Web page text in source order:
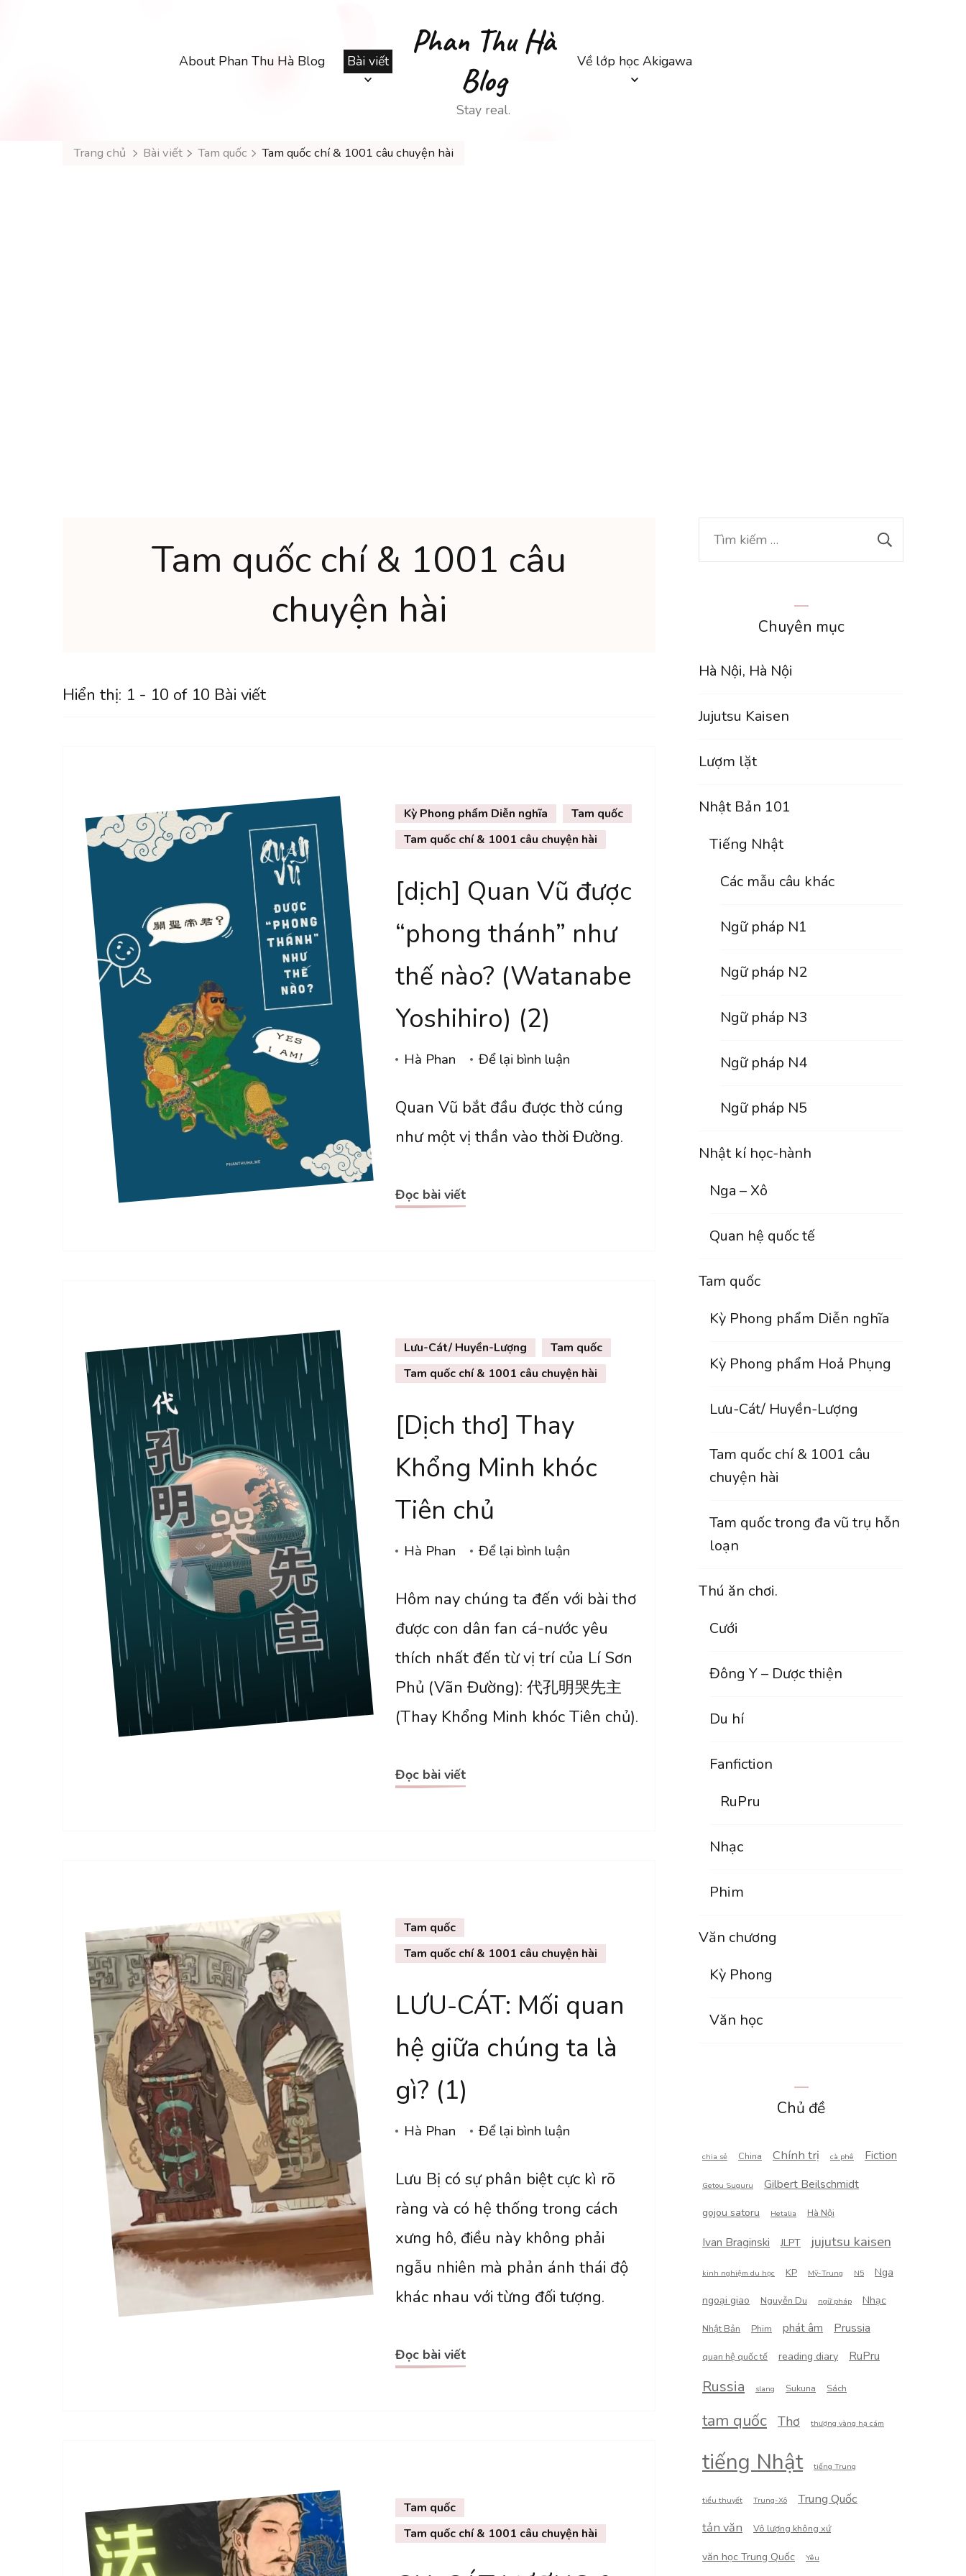
About Phan Thu Hà Blog Bài viết Về lớp học Akigawa
Phan Thu Hà
Blog
Stay real.
Trang chủ Bài viết Tam quốc Tam quốc chí & 1001 câu chuyện hài
Tam quốc chí & 1001 câu
chuyện hài
Hiển thị: 1 - 10 of 10 Bài viết
Kỳ Phong phẩm Diễn nghĩa
Tam quốc
Tam quốc chí & 1001 câu chuyện hài
[dịch] Quan Vũ được
“phong thánh” như
thế nào? (Watanabe
Yoshihiro) (2)
Hà Phan Để lại bình luậntại
Quan
Vũ
(2)
Quan Vũ bắt đầu được thờ cúng
như một vị thần vào thời Đường.
Đọc bài viết
Lưu-Cát/ Huyền-Lượng
Tam quốc
Tam quốc chí & 1001 câu chuyện hài
[Dịch thơ] Thay
Khổng Minh khóc
Tiên chủ
Hà Phan Để lại bình luậntại
thơ]
Thay
Khổng
khóc
Tiên
Hôm nay chúng ta đến với bài thơ
được con dân fan cá-nước yêu
thích nhất đến từ vị trí của Lí Sơn
Phủ (Vãn Đường): 代孔明哭先主
(Thay Khổng Minh khóc Tiên chủ).
Đọc bài viết
Tam quốc
Tam quốc chí & 1001 câu chuyện hài
LƯU-CÁT: Mối quan
hệ giữa chúng ta là
gì? (1)
Hà Phan Để lại bình luậntại
CÁT:
Mối
quan
hệ
giữa
chúng
Lưu Bị có sự phân biệt cực kì rõ
ràng và có hệ thống trong cách
xưng hô, điều này không phải
ngẫu nhiên mà phản ánh thái độ
khác nhau với từng đối tượng.
Đọc bài viết
Tam quốc
Tam quốc chí & 1001 câu chuyện hài
Tìm
kiếm
Chuyên mục
Hà Nội, Hà Nội
Jujutsu Kaisen
Lượm lặt
Nhật Bản 101
Tiếng Nhật
Các mẫu câu khác
Ngữ pháp N1
Ngữ pháp N2
Ngữ pháp N3
Ngữ pháp N4
Ngữ pháp N5
Nhật kí học-hành
Nga – Xô
Quan hệ quốc tế
Tam quốc
Kỳ Phong phẩm Diễn nghĩa
Kỳ Phong phẩm Hoả Phụng
Lưu-Cát/ Huyền-Lượng
Tam quốc chí & 1001 câu
chuyện hài
Tam quốc trong đa vũ trụ hỗn
loạn
Thú ăn chơi.
Cưới
Đông Y – Dược thiện
Du hí
Fanfiction
RuPru
Nhạc
Phim
Văn chương
Kỳ Phong
Văn học
Chủ đề
chia sẻ China Chính trị cà phê Fiction
Getou Suguru Gilbert Beilschmidt
gojou satoru Hetalia Hà Nội
Ivan Braginski JLPT jujutsu kaisen
kinh nghiệm du học KP Mỹ-Trung N5 Nga
ngoại giao Nguyễn Du ngữ pháp Nhạc
Nhật Bản Phim phát âm Prussia
quan hệ quốc tế reading diary RuPru
Russia slang Sukuna Sách
tam quốc Thơ thượng vàng hạ cám
tiếng Nhật tiếng Trung
tiểu thuyết Trung-Xô
Trung Quốc
tản văn
Vô lượng không xứ
văn học Trung Quốc Yêu